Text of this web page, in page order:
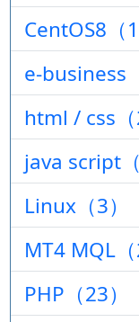
CentOS8（1
e-business
html / css（
java script（
Linux（3）
MT4 MQL（
PHP（23）